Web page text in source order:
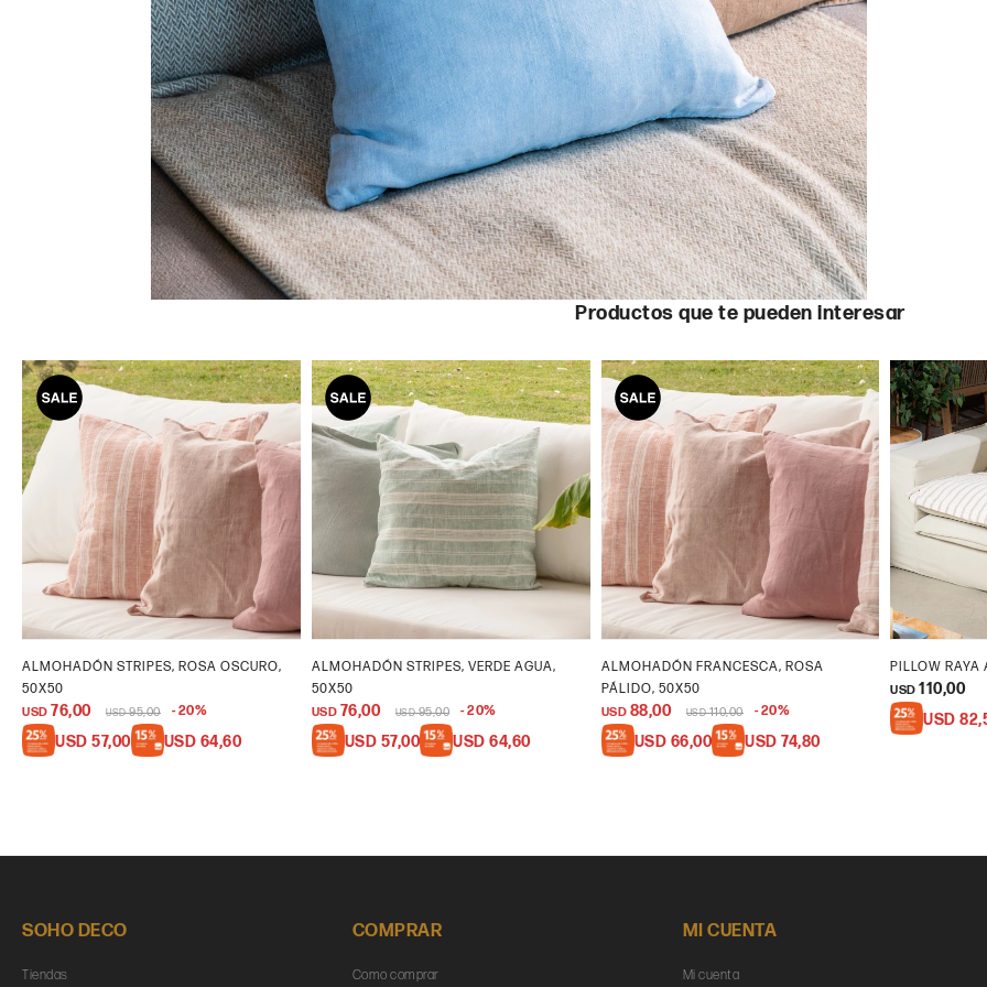
Productos que te pueden interesar
ALMOHADÓN STRIPES, ROSA OSCURO,
50X50
USD 76,00 USD 95,00 20
USD 57,00 USD 64,60
ALMOHADÓN STRIPES, VERDE AGUA,
50X50
USD 76,00 USD 95,00 20
USD 57,00 USD 64,60
ALMOHADÓN FRANCESCA, ROSA
PÁLIDO, 50X50
USD 88,00 USD 110,00 20
USD 66,00 USD 74,80
PILLOW RAYA
USD 110,00
USD
SOHO DECO
Tiendas
COMPRAR
Como comprar
MI CUENTA
Mi cuenta